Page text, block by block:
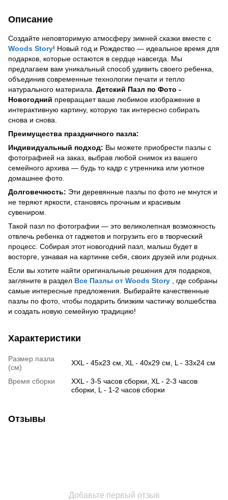
Описание
Создайте неповторимую атмосферу зимней сказки вместе с
Woods Story! Новый год и Рождество — идеальное время для
подарков, которые остаются в сердце навсегда. Мы
предлагаем вам уникальный способ удивить своего ребенка,
объединив современные технологии печати и тепло
натурального материала. Детский Пазл по Фото -
Новогодний превращает ваше любимое изображение в
интерактивную картину, которую так интересно собирать
снова и снова.
Преимущества праздничного пазла:
Индивидуальный подход: Вы можете приобрести пазлы с
фотографией на заказ, выбрав любой снимок из вашего
семейного архива — будь то кадр с утренника или уютное
домашнее фото.
Долговечность: Эти деревянные пазлы по фото не мнутся и
не теряют яркости, становясь прочным и красивым
сувениром.
Такой пазл по фотографии — это великолепная возможность
отвлечь ребенка от гаджетов и погрузить его в творческий
процесс. Собирая этот новогодний пазл, малыш будет в
восторге, узнавая на картинке себя, своих друзей или родных.
Если вы хотите найти оригинальные решения для подарков,
загляните в раздел Все Пазлы от Woods Story
, где собраны
самые интересные предложения. Выбирайте качественные
пазлы по фото, чтобы подарить близким частичку волшебства
и создать новую семейную традицию!
Характеристики
Размер пазла
(см)
XXL - 45x23 см, XL - 40х29 см, L - 33х24 см
Время сборки
XXL - 3-5 часов сборки, XL - 2-3 часов
сборки, L - 1-2 часов сборки
Отзывы
Добавьте первый отзыв